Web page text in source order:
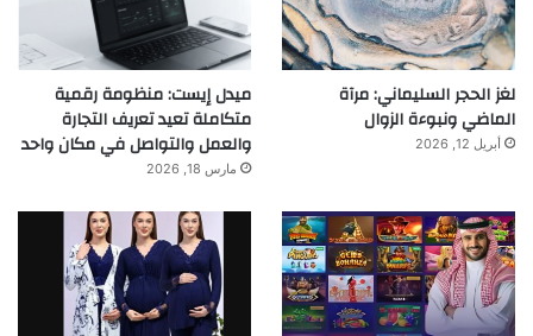
لغز الحجر السليماني: مرآة
الماضي ونبوءة الزوال
أبريل 12, 2026
ميدل إيست: منظومة رقمية
متكاملة تعيد تعريف التجارة
والعمل والتواصل في مكان واحد
مارس 18, 2026